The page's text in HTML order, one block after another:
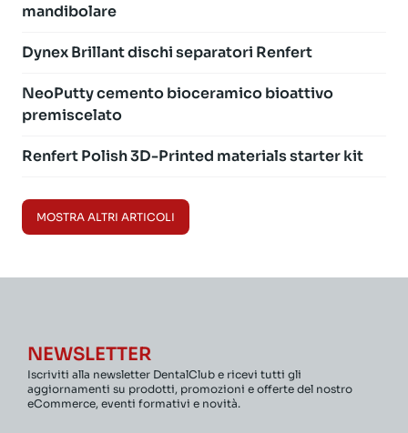
mandibolare
Dynex Brillant dischi separatori Renfert
NeoPutty cemento bioceramico bioattivo
premiscelato
Renfert Polish 3D-Printed materials starter kit
MOSTRA ALTRI ARTICOLI
NEWSLETTER
Iscriviti alla newsletter DentalClub e ricevi tutti gli
aggiornamenti su prodotti, promozioni e offerte del nostro
eCommerce, eventi formativi e novità.